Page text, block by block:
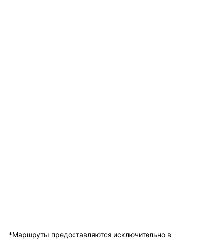
*Маршруты предоставляются исключительно в